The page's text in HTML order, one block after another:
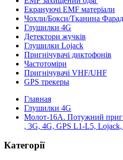
Екрануючі EMF матеріали
Чохли/Бокси/Тканина
Глушилки 4G
Детектори жучків
Глушилки Lojack
Пригнічувачі диктофонів
Частотоміри
Пригнічувачі VHF/UHF
GPS трекеры
Главная
Глушилки 4G
Молот-16А. Потужний
, 3G, 4G, GPS L1-L5,
Категорії